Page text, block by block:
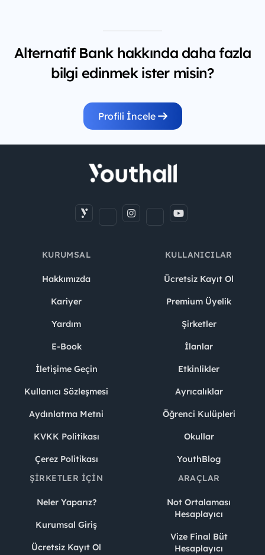
Alternatif Bank hakkında daha fazla
bilgi edinmek ister misin?
Profili İncele
KURUMSAL
Hakkımızda
Kariyer
Yardım
E-Book
İletişime Geçin
Kullanıcı Sözleşmesi
Aydınlatma Metni
KVKK Politikası
Çerez Politikası
KULLANICILAR
Ücretsiz Kayıt Ol
Premium Üyelik
Şirketler
İlanlar
Etkinlikler
Ayrıcalıklar
Öğrenci Kulüpleri
Okullar
YouthBlog
ŞIRKETLER İÇIN
Neler Yaparız?
Kurumsal Giriş
Ücretsiz Kayıt Ol
ARAÇLAR
Not Ortalaması
Hesaplayıcı
Vize Final Büt
Hesaplayıcı